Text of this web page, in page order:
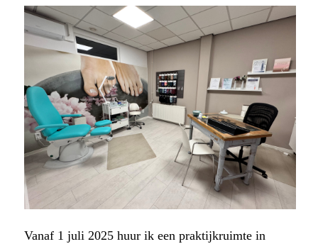
Vanaf 1 juli 2025 huur ik een praktijkruimte in